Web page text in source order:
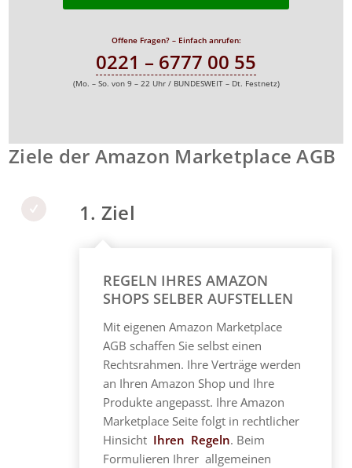
Offene Fragen? – Einfach anrufen:
0221 – 6777 00 55
(Mo. – So. von 9 – 22 Uhr / BUNDESWEIT – Dt. Festnetz)
Ziele der Amazon Marketplace AGB
1. Ziel
REGELN IHRES AMAZON
SHOPS SELBER AUFSTELLEN
Mit eigenen Amazon Marketplace
AGB schaffen Sie selbst einen
Rechtsrahmen. Ihre Verträge werden
an Ihren Amazon Shop und Ihre
Produkte angepasst. Ihre Amazon
Marketplace Seite folgt in rechtlicher
Hinsicht Ihren Regeln. Beim
Formulieren Ihrer allgemeinen